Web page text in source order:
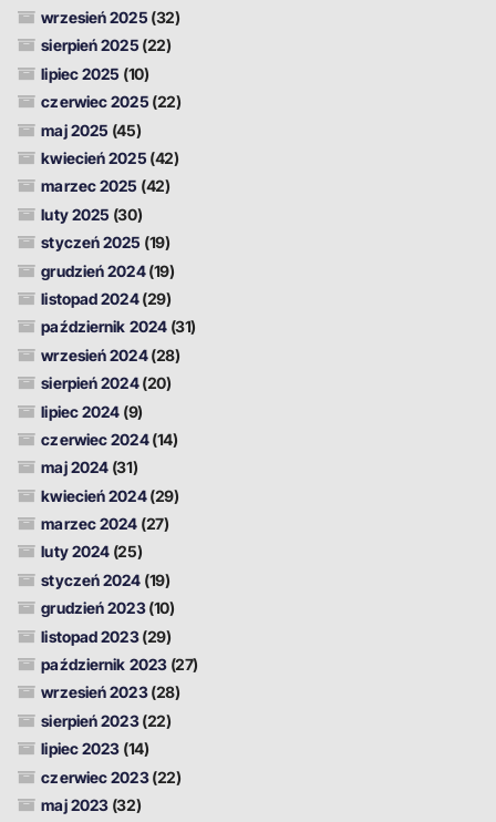
wrzesień 2025 (32)
sierpień 2025 (22)
lipiec 2025 (10)
czerwiec 2025 (22)
maj 2025 (45)
kwiecień 2025 (42)
marzec 2025 (42)
luty 2025 (30)
styczeń 2025 (19)
grudzień 2024(19)
listopad 2024(29)
październik 2024(31)
wrzesień 2024(28)
sierpień 2024(20)
lipiec 2024 (9)
czerwiec 2024(14)
maj 2024 (31)
kwiecień 2024(29)
marzec 2024 (27)
luty 2024 (25)
styczeń 2024 (19)
grudzień 2023(10)
listopad 2023(29)
październik 2023(27)
wrzesień 2023(28)
sierpień 2023(22)
lipiec 2023 (14)
czerwiec 2023(22)
maj 2023 (32)